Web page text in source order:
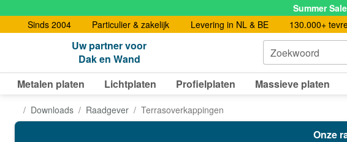
Summer
Sinds 2004
Particulier & zakelijk Levering in NL & BE 130.000+
Uw partner voor
Dak en Wand
Zoekwoord
Metalen platen Lichtplaten Profielplaten Massieve platen
Downloads Raadgever Terrasoverkappingen
Onze